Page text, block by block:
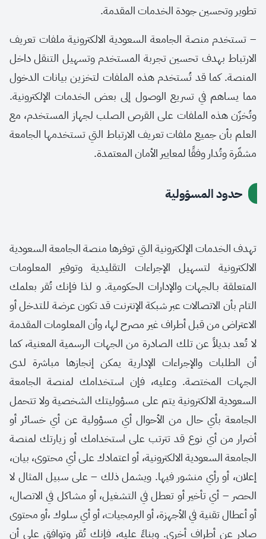
تطوير وتحسين جودة الخدمات المقدمة.
– تستخدم منصة الجامعة السعودية الالكترونية ملفات تعريف
الارتباط بهدف تحسين تجربة المستخدم وتسهيل التنقل داخل
المنصة. كما قد تُستخدم هذه الملفات لتخزين بيانات الدخول
مما يساهم في تسريع الوصول إلى بعض الخدمات الإلكترونية.
وتُخزّن هذه الملفات على القرص الصلب لجهاز المستخدم، مع
العلم بأن جميع ملفات تعريف الارتباط التي تستخدمها الجامعة
مشفّرة وتُدار وفقًا لمعايير الأمان المعتمدة.
حدود المسؤولية
تهدف الخدمات الإلكترونية التي توفرها منصة الجامعة السعودية
الالكترونية لتسهيل الإجراءات التقليدية وتوفير المعلومات
المتعلقة بـالجهات والإدارات الحكومية. و لذا فإنك تُقر بعلمك
التام بأن الاتصالات عبر شبكة الإنترنت قد تكون عرضة للتدخل أو
الاعتراض من قبل أطراف غير مصرح لها، وأن المعلومات المقدمة
لا تُعد بديلاً عن تلك الصادرة من الجهات الرسمية المعنية، كما
أن الطلبات والإجراءات الإدارية يمكن إنجازها مباشرة لدى
الجهات المختصة. وعليه، فإن استخدامك لمنصة الجامعة
السعودية الالكترونية يتم على مسؤوليتك الشخصية ولا تتحمل
الجامعة بأي حال من الأحوال أي مسؤولية عن أي خسائر أو
أضرار من أي نوع قد تترتب على استخدامك أو زيارتك لمنصة
الجامعة السعودية الالكترونية، أو اعتمادك على أي محتوى، بيان،
إعلان، أو رأي منشور فيها. ويشمل ذلك – على سبيل المثال لا
الحصر – أي تأخير أو تعطل في التشغيل، أو مشاكل في الاتصال،
أو أعطال تقنية في الأجهزة، أو البرمجيات، أو أي سلوك ،أو محتوى
صادر عن أطراف أخرى. وبناءً عليه، فإنك تُقر وتوافق على أن